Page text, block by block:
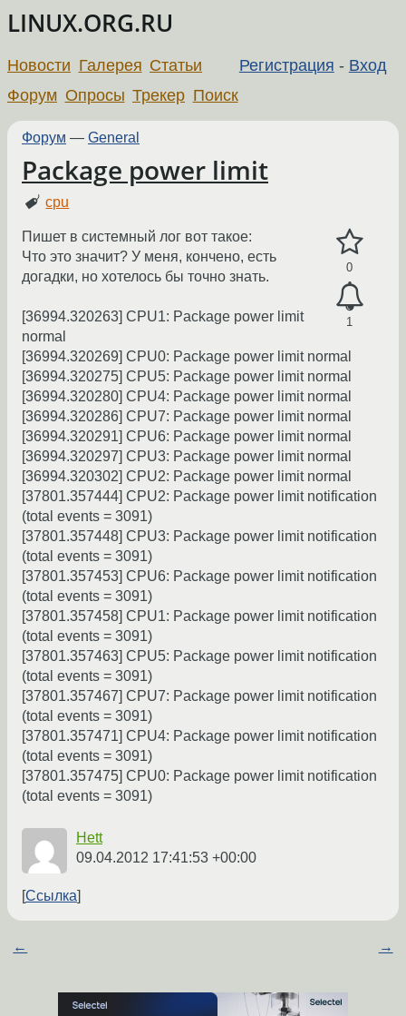
LINUX.ORG.RU
Регистрация - Вход
Новости Галерея Статьи
Форум Опросы Трекер Поиск
Форум — General
Package power limit
cpu
0
1
Пишет в системный лог вот такое:
Что это значит? У меня, кончено, есть
догадки, но хотелось бы точно знать.
[36994.320263] CPU1: Package power limit
normal
[36994.320269] CPU0: Package power limit normal
[36994.320275] CPU5: Package power limit normal
[36994.320280] CPU4: Package power limit normal
[36994.320286] CPU7: Package power limit normal
[36994.320291] CPU6: Package power limit normal
[36994.320297] CPU3: Package power limit normal
[36994.320302] CPU2: Package power limit normal
[37801.357444] CPU2: Package power limit notification
(total events = 3091)
[37801.357448] CPU3: Package power limit notification
(total events = 3091)
[37801.357453] CPU6: Package power limit notification
(total events = 3091)
[37801.357458] CPU1: Package power limit notification
(total events = 3091)
[37801.357463] CPU5: Package power limit notification
(total events = 3091)
[37801.357467] CPU7: Package power limit notification
(total events = 3091)
[37801.357471] CPU4: Package power limit notification
(total events = 3091)
[37801.357475] CPU0: Package power limit notification
(total events = 3091)
Hett
09.04.2012 17:41:53 +00:00
Ссылка
← →